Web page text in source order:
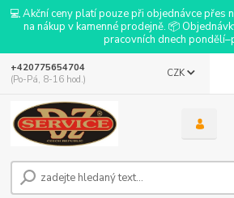
💻 Akční ceny platí pouze při objednávce přes
na nákup v kamenné prodejně. 📦
pracovních dnech
CZK
+420775654704
(Po-Pá, 8-16 hod.)